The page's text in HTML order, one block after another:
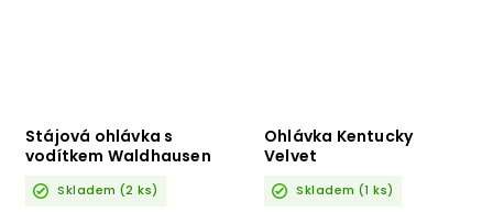
Stájová ohlávka s
vodítkem Waldhausen
Skladem (2 ks)
Ohlávka Kentucky
Velvet
Skladem (1 ks)